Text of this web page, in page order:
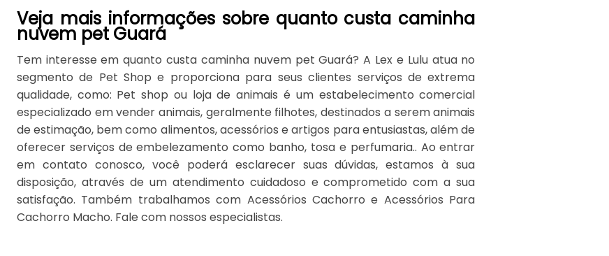
Veja mais informações sobre quanto custa caminha
nuvem pet Guará
Tem interesse em quanto custa caminha nuvem pet Guará? A Lex e Lulu atua no
segmento de Pet Shop e proporciona para seus clientes serviços de extrema
qualidade, como: Pet shop ou loja de animais é um estabelecimento comercial
especializado em vender animais, geralmente filhotes, destinados a serem animais
de estimação, bem como alimentos, acessórios e artigos para entusiastas, além de
oferecer serviços de embelezamento como banho, tosa e perfumaria.. Ao entrar
em contato conosco, você poderá esclarecer suas dúvidas, estamos à sua
disposição, através de um atendimento cuidadoso e comprometido com a sua
satisfação. Também trabalhamos com Acessórios Cachorro e Acessórios Para
Cachorro Macho. Fale com nossos especialistas.